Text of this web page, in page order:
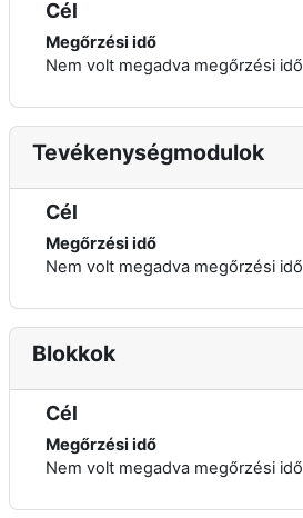
Cél
Megőrzési idő
Nem volt megadva megőrzési idő
Tevékenységmodulok
Cél
Megőrzési idő
Nem volt megadva megőrzési idő
Blokkok
Cél
Megőrzési idő
Nem volt megadva megőrzési idő